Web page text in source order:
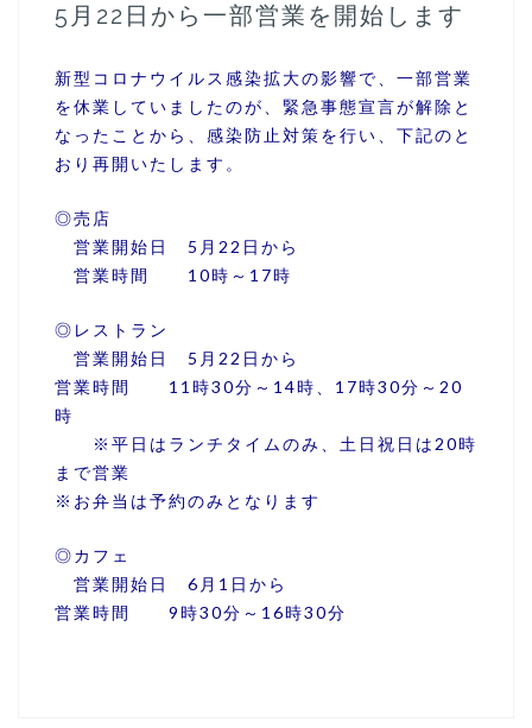
5月22日から一部営業を開始します
新型コロナウイルス感染拡大の影響で、一部営業
を休業していましたのが、緊急事態宣言が解除と
なったことから、感染防止対策を行い、下記のと
おり再開いたします。
◎売店
営業開始日 5月22日から
営業時間 10時～17時
◎レストラン
営業開始日 5月22日から
営業時間 11時30分～14時、17時30分～20
時
※平日はランチタイムのみ、土日祝日は20時
まで営業
※お弁当は予約のみとなります
◎カフェ
営業開始日 6月1日から
営業時間 9時30分～16時30分